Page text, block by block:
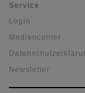
Service
Login
Mediencenter
Newsletter